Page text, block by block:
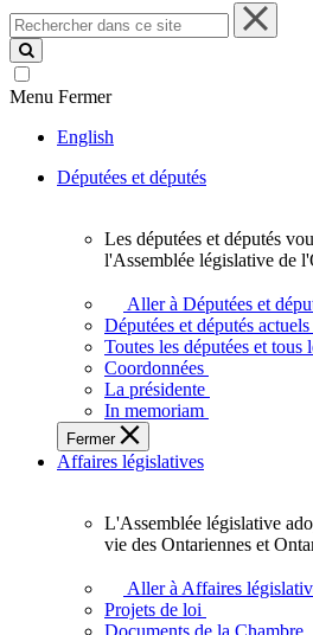
Rechercher
dans
ce
site
Menu Fermer
English
Députées et députés
députés
vous
représentent
sein
de
l'Assemblée
législative
l'Ontario.
Les députées et députés
l'Assemblée législative de
Aller à Députées et
Députées et députés actuels
Toutes les députées et tous
Coordonnées
La présidente
In memoriam
Fermer
Affaires législatives
L'Assemblée
adopte
L'Assemblée législative
vie des Ontariennes et
Aller à Affaires
Projets de loi
Documents de la Chambre